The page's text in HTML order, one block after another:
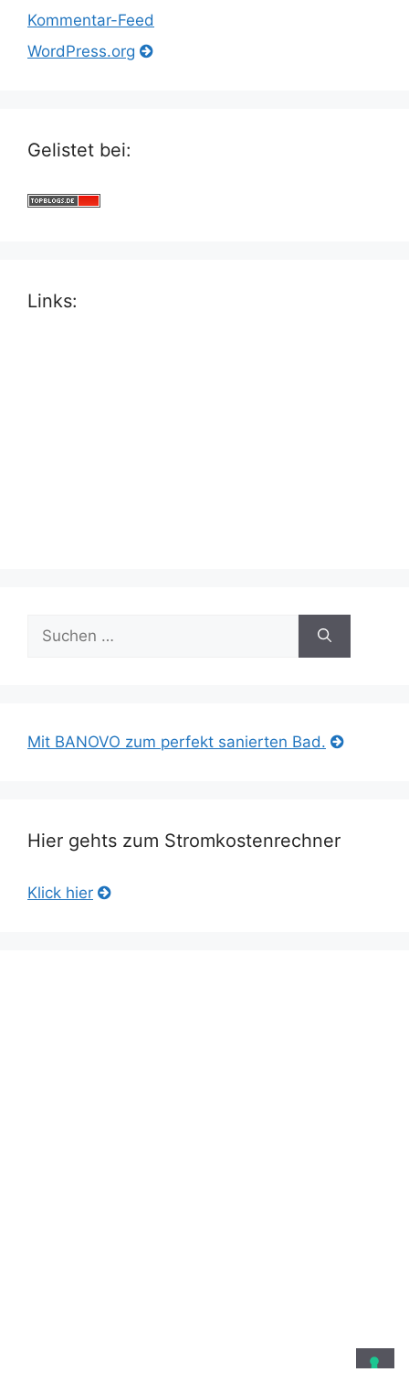
Kommentar-Feed
WordPress.org
Gelistet bei:
Links:
nach:
Mit BANOVO zum perfekt sanierten Bad.
Hier gehts zum Stromkostenrechner
Klick hier